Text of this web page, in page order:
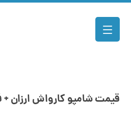
قیمت شامپو کارواش ارزان